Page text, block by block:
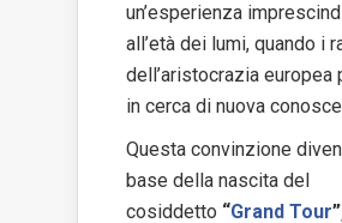
un’esperienza
all’età dei lumi, quando i
dell’aristocrazia europea
in cerca di nuova
Questa convinzione
base della nascita del
cosiddetto “Grand Tour